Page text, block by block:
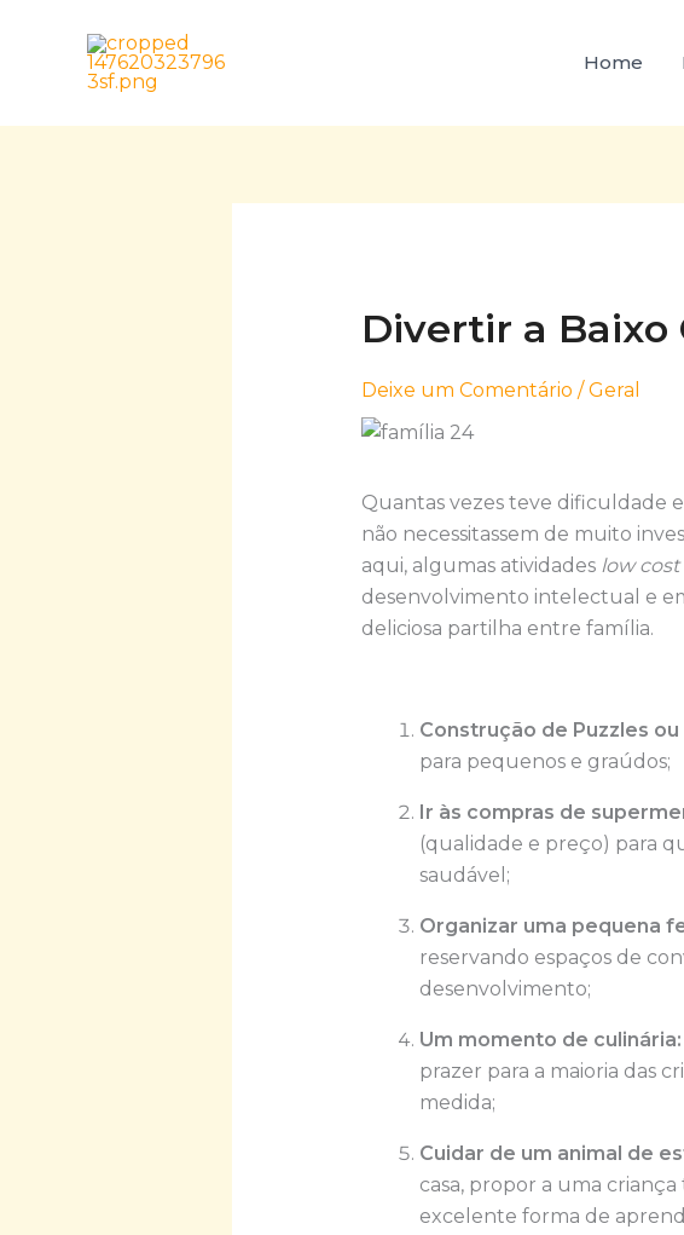
Home
Divertir a Baixo
Deixe um Comentário /Geral
Quantas vezes teve dificuldade
não necessitassem de muito
aqui, algumas atividades low cost
desenvolvimento intelectual e
deliciosa partilha entre família.
Construção de Puzzles
para pequenos e graúdos;
Ir às compras de
(qualidade e preço) para
saudável;
Organizar uma pequena
reservando espaços de
desenvolvimento;
Um momento de culinária:
prazer para a maioria das
medida;
Cuidar de um animal de
casa, propor a uma
excelente forma de